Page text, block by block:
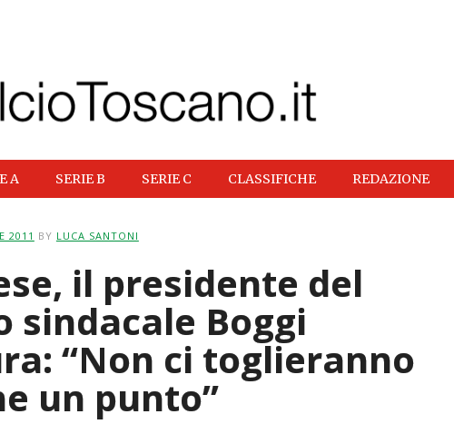
A SERIE B SERIE C CLASSIFICHE REDAZIONE
2011 BY LUCA SANTONI
il presidente del
sindacale Boggi
“Non ci toglieranno
un punto”